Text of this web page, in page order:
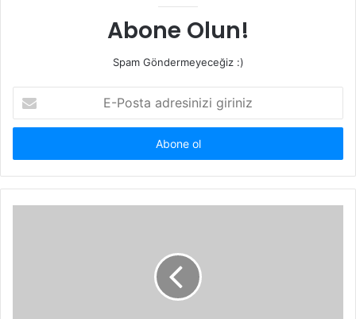
Abone Olun!
Spam Göndermeyeceğiz :)
Posta
adresinizi